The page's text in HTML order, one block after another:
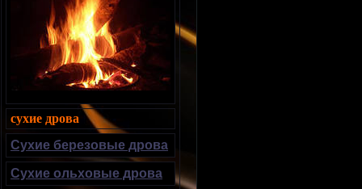
сухие дрова
Сухие березовые дрова
Сухие ольховые дрова